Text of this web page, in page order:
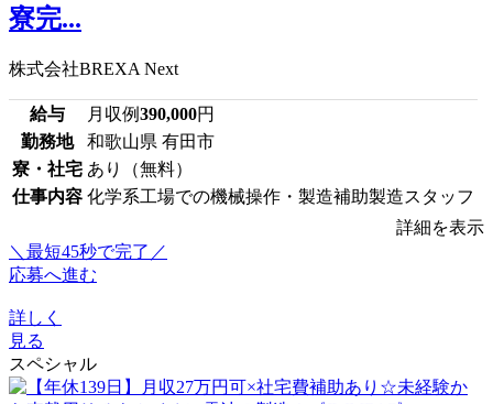
寮完...
株式会社BREXA Next
給与 月収例390,000円
勤務地
和歌山県 有田市
寮・社宅 あり（無料）
仕事内容 化学系工場での機械操作・製造補助製造スタッフ
詳細を表示
＼最短45秒で完了／
応募へ進む
詳しく
見る
スペシャル